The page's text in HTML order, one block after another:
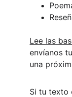
Lee las
envíanos
una
Si tu texto